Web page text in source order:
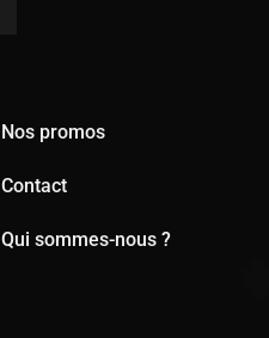
Nos promos
Contact
Qui sommes-nous ?